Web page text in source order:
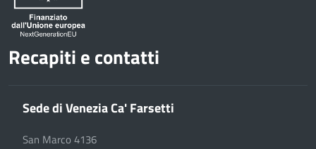
Recapiti e contatti
Sede di Venezia Ca' Farsetti
San Marco 4136